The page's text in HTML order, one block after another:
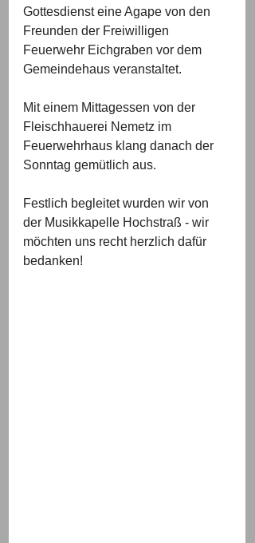
Gottesdienst eine Agape von den
Freunden der Freiwilligen
Feuerwehr Eichgraben vor dem
Gemeindehaus veranstaltet.
Mit einem Mittagessen von der
Fleischhauerei Nemetz im
Feuerwehrhaus klang danach der
Sonntag gemütlich aus.
Festlich begleitet wurden wir von
der Musikkapelle Hochstraß - wir
möchten uns recht herzlich dafür
bedanken!